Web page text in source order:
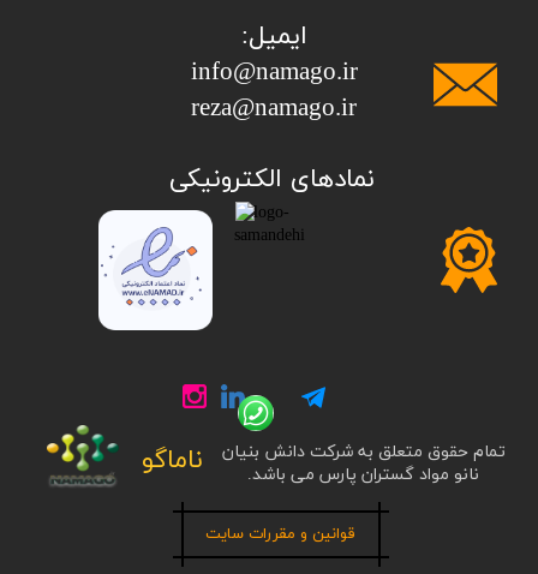
تمام حقوق متعلق به شرکت دانش بنیان
نانو مواد گستران پارس می باشد.
ناماگو
ایمیل:
info@namago.ir
​​​​​​​reza@namago.ir
​نمادهای الکترونیکی
قوانین و مقررات سایت